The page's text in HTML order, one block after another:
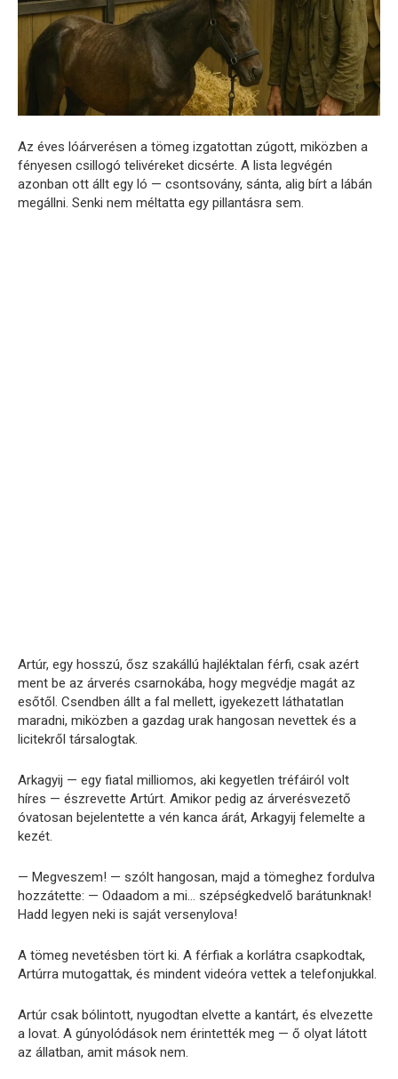
Az éves lóárverésen a tömeg izgatottan zúgott, miközben a
fényesen csillogó telivéreket dicsérte. A lista legvégén
azonban ott állt egy ló — csontsovány, sánta, alig bírt a lábán
megállni. Senki nem méltatta egy pillantásra sem.
Artúr, egy hosszú, ősz szakállú hajléktalan férfi, csak azért
ment be az árverés csarnokába, hogy megvédje magát az
esőtől. Csendben állt a fal mellett, igyekezett láthatatlan
maradni, miközben a gazdag urak hangosan nevettek és a
licitekről társalogtak.
Arkagyij — egy fiatal milliomos, aki kegyetlen tréfáiról volt
híres — észrevette Artúrt. Amikor pedig az árverésvezető
óvatosan bejelentette a vén kanca árát, Arkagyij felemelte a
kezét.
— Megveszem! — szólt hangosan, majd a tömeghez fordulva
hozzátette: — Odaadom a mi… szépségkedvelő barátunknak!
Hadd legyen neki is saját versenylova!
A tömeg nevetésben tört ki. A férfiak a korlátra csapkodtak,
Artúrra mutogattak, és mindent videóra vettek a telefonjukkal.
Artúr csak bólintott, nyugodtan elvette a kantárt, és elvezette
a lovat. A gúnyolódások nem érintették meg — ő olyat látott
az állatban, amit mások nem.